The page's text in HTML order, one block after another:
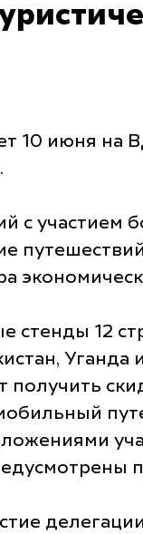
10 июня на
с участием
12
получить